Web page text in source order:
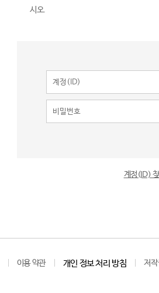
시오.
계정(ID)
이용 약관 개인 정보 처리 방침 저